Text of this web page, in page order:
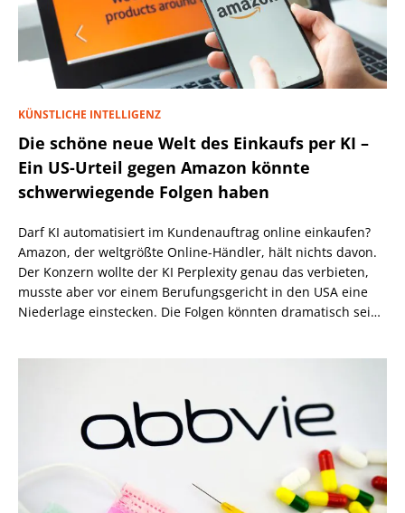
KÜNSTLICHE INTELLIGENZ
Die schöne neue Welt des Einkaufs per KI –
Ein US-Urteil gegen Amazon könnte
schwerwiegende Folgen haben
Darf KI automatisiert im Kundenauftrag online einkaufen?
Amazon, der weltgrößte Online-Händler, hält nichts davon.
Der Konzern wollte der KI Perplexity genau das verbieten,
musste aber vor einem Berufungsgericht in den USA eine
Niederlage einstecken. Die Folgen könnten dramatisch sein,